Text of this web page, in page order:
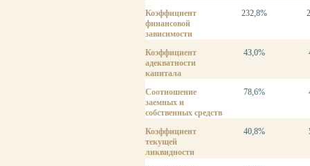
Коэффициент
финансовой
зависимости
232,8%
Коэффициент
адекватности
капитала
43,0%
Соотношение
заемных и
собственных средств
78,6%
Коэффициент
текущей
ликвидности
40,8%